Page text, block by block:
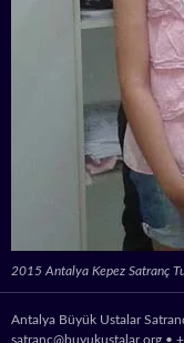
2015 Antalya Kepez Satranç
Antalya Büyük Ustalar
satranc@buyukustalar.org •